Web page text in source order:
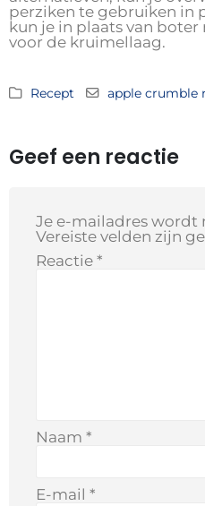
perziken te gebruiken in
kun je in plaats van
voor de kruimellaag.
Recept apple crumble
Geef een reactie
Je e-mailadres wordt
Vereiste velden zijn
Reactie *
Naam *
E-mail *